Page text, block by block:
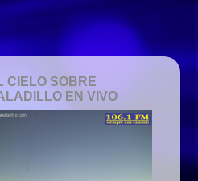
CIELO SOBRE
EN VIVO